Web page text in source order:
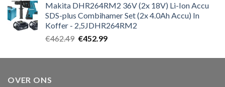
Makita DHR264RM2 36V (2x 18V) Li-Ion Accu
SDS-plus Combihamer Set (2x 4.0Ah Accu) In
Koffer - 2,5JDHR264RM2
€462.49 Oorspronkelijke
was:
€452.99Huidige
is:
OVER ONS